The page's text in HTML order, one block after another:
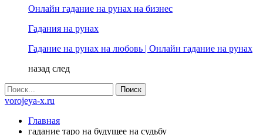
Онлайн гадание на рунах на бизнес
Гадания на рунах
Гадание на рунах на любовь | Онлайн гадание на рунах
назад след
vorojeya-x.ru
Главная
гадание таро на будущее на судьбу